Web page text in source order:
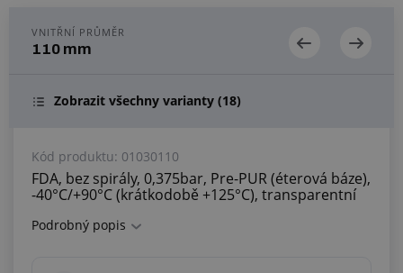
VNITŘNÍ PRŮMĚR
110 mm
Zobrazit všechny varianty (18)
Kód produktu: 01030110
FDA, bez spirály, 0,375bar, Pre-PUR (éterová báze),
-40°C/+90°C (krátkodobě +125°C), transparentní
Podrobný popis